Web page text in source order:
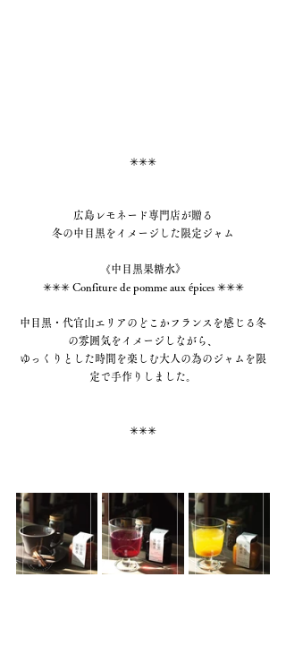
✳︎✳︎✳︎
広島レモネード専門店が贈る
冬の中目黒をイメージした限定ジャム
《中目黒果糖水》
✳︎✳︎✳︎ Confiture de pomme aux épices ✳︎✳︎✳︎
中目黒・代官山エリアのどこかフランスを感じる冬
の雰囲気をイメージしながら、
ゆっくりとした時間を楽しむ大人の為のジャムを限
定で手作りしました。
✳︎✳︎✳︎